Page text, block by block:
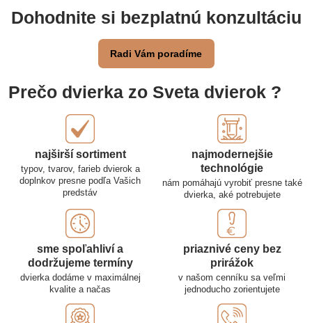
Dohodnite si bezplatnú konzultáciu
Radi Vám poradíme
Prečo dvierka zo Sveta dvierok ?
najširší sortiment
typov, tvarov, farieb dvierok a
doplnkov presne podľa Vašich
predstáv
najmodernejšie
technológie
nám pomáhajú vyrobiť presne také
dvierka, aké potrebujete
sme spoľahliví a
dodržujeme termíny
dvierka dodáme v maximálnej
kvalite a načas
priaznivé ceny bez
prirážok
v našom cenníku sa veľmi
jednoducho zorientujete